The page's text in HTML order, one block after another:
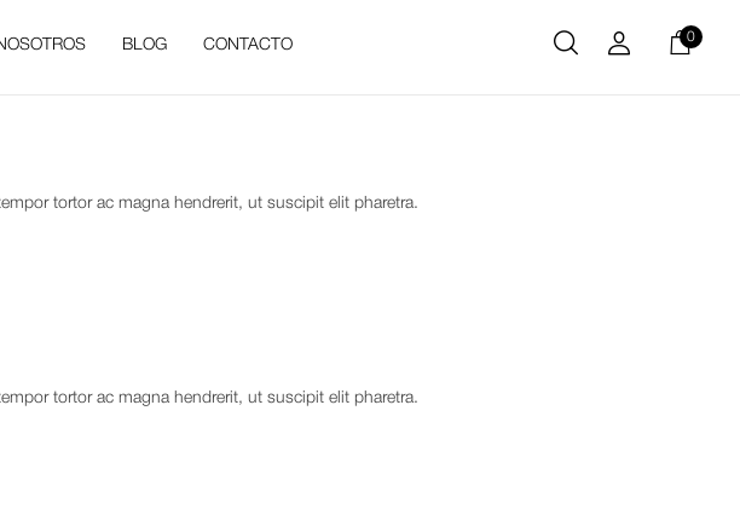
BLOG CONTACTO
0
tortor ac magna hendrerit, ut suscipit elit pharetra.
tortor ac magna hendrerit, ut suscipit elit pharetra.